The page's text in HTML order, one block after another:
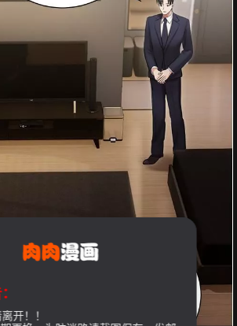
开！！